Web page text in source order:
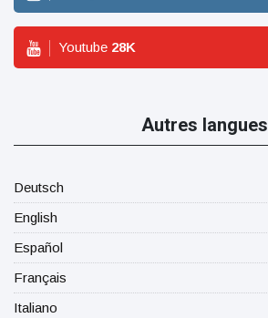
Youtube 28K
Autres langues
Deutsch
English
Español
Français
Italiano